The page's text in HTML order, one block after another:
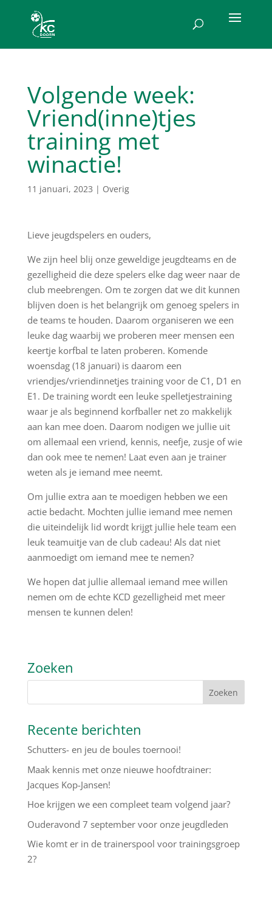
Volgende week:
Vriend(inne)tjes
training met
winactie!
11 januari, 2023 | Overig
Lieve jeugdspelers en ouders,
We zijn heel blij onze geweldige jeugdteams en de
gezelligheid die deze spelers elke dag weer naar de
club meebrengen. Om te zorgen dat we dit kunnen
blijven doen is het belangrijk om genoeg spelers in
de teams te houden. Daarom organiseren we een
leuke dag waarbij we proberen meer mensen een
keertje korfbal te laten proberen. Komende
woensdag (18 januari) is daarom een
vriendjes/vriendinnetjes training voor de C1, D1 en
E1. De training wordt een leuke spelletjestraining
waar je als beginnend korfballer net zo makkelijk
aan kan mee doen. Daarom nodigen we jullie uit
om allemaal een vriend, kennis, neefje, zusje of wie
dan ook mee te nemen! Laat even aan je trainer
weten als je iemand mee neemt.
Om jullie extra aan te moedigen hebben we een
actie bedacht. Mochten jullie iemand mee nemen
die uiteindelijk lid wordt krijgt jullie hele team een
leuk teamuitje van de club cadeau! Als dat niet
aanmoedigt om iemand mee te nemen?
We hopen dat jullie allemaal iemand mee willen
nemen om de echte KCD gezelligheid met meer
mensen te kunnen delen!
Zoeken
Recente berichten
Schutters- en jeu de boules toernooi!
Maak kennis met onze nieuwe hoofdtrainer:
Jacques Kop-Jansen!
Hoe krijgen we een compleet team volgend jaar?
Ouderavond 7 september voor onze jeugdleden
Wie komt er in de trainerspool voor trainingsgroep
2?